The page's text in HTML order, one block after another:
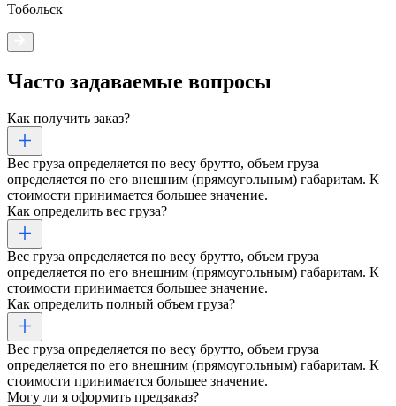
Тобольск
Часто задаваемые вопросы
Как получить заказ?
Вес груза определяется по весу брутто, объем груза
определяется по его внешним (прямоугольным) габаритам. К
стоимости принимается большее значение.
Как определить вес груза?
Вес груза определяется по весу брутто, объем груза
определяется по его внешним (прямоугольным) габаритам. К
стоимости принимается большее значение.
Как определить полный объем груза?
Вес груза определяется по весу брутто, объем груза
определяется по его внешним (прямоугольным) габаритам. К
стоимости принимается большее значение.
Могу ли я оформить предзаказ?